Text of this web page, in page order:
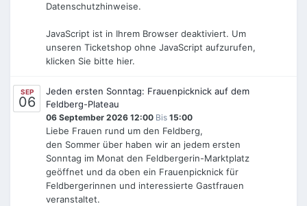
Datenschutzhinweise.
JavaScript ist in Ihrem Browser deaktiviert. Um
unseren Ticketshop ohne JavaScript aufzurufen,
klicken Sie bitte hier.
SEP
06
Jeden ersten Sonntag: Frauenpicknick auf dem
Feldberg-Plateau
06 September 2026 12:00 Bis 15:00
Liebe Frauen rund um den Feldberg,
den Sommer über haben wir an jedem ersten
Sonntag im Monat den Feldbergerin-Marktplatz
geöffnet und da oben ein Frauenpicknick für
Feldbergerinnen und interessierte Gastfrauen
veranstaltet.